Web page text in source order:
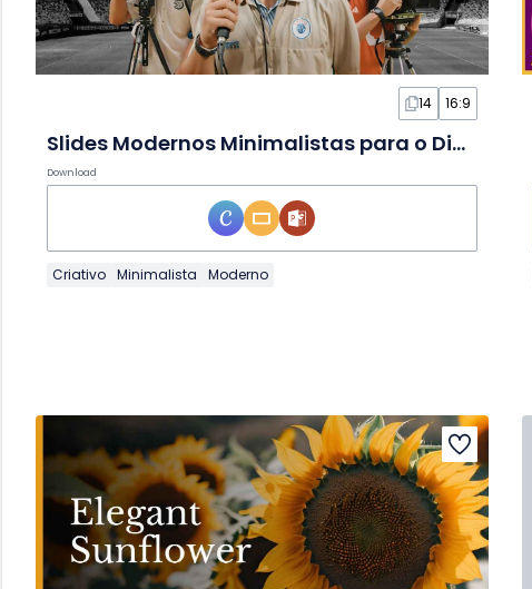
14 16:9
Slides Modernos Minimalistas para o Dia do Jornalista Esportivo
Download
Criativo Minimalista Moderno